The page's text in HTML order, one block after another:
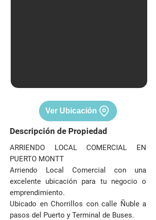
Ver Ubicación
Descripción de Propiedad
ARRIENDO LOCAL COMERCIAL EN
PUERTO MONTT
Arriendo Local Comercial con una
excelente ubicación para tu negocio o
emprendimiento.
Ubicado en Chorrillos con calle Ñuble a
pasos del Puerto y Terminal de Buses.